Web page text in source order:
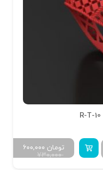
۷۳۰,۰۰۰
۶۰۰,۰۰۰ تومان